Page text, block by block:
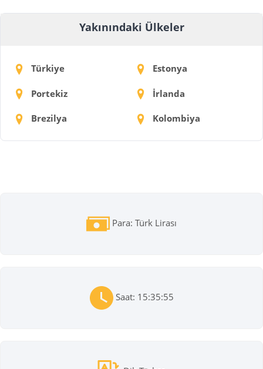
Yakınındaki Ülkeler
Türkiye Estonya
Portekiz İrlanda
Brezilya Kolombiya
Para: Türk Lirası
Saat: 15:35:55